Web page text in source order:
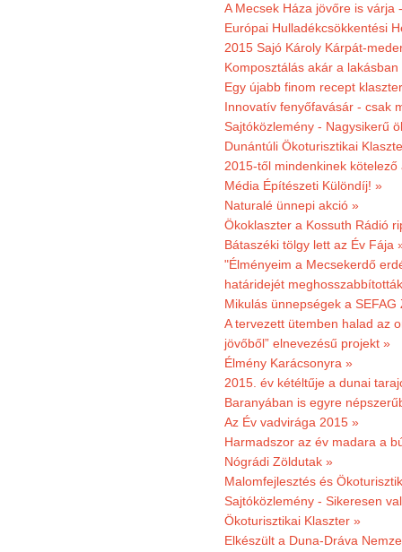
A Mecsek Háza jövőre is várja
Európai Hulladékcsökkentési
2015 Sajó Károly Kárpát-
Komposztálás akár a lakásban
Egy újabb finom recept
Innovatív fenyőfavásár - csak
Sajtóközlemény - Nagysikerű
Dunántúli Ökoturisztikai
2015-től mindenkinek
Média Építészeti Különdíj! »
Naturalé ünnepi akció »
Ökoklaszter a Kossuth Rádió
Bátaszéki tölgy lett az Év Fája
"Élményeim a Mecsekerdő
határidejét
Mikulás ünnepségek a SEFAG
A tervezett ütemben halad az
jövőből” elnevezésű projekt »
Élmény Karácsonyra »
2015. év kétéltűje a dunai
Baranyában is egyre
Az Év vadvirága 2015 »
Harmadszor az év madara a
Nógrádi Zöldutak »
Malomfejlesztés és
Sajtóközlemény - Sikeresen
Ökoturisztikai Klaszter »
Elkészült a Duna-Dráva